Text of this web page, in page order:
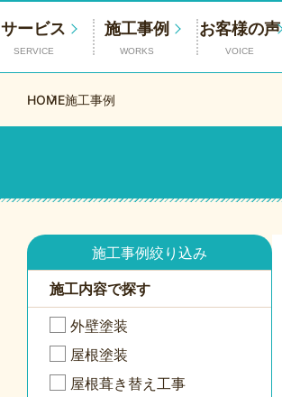
サービス
SERVICE
施工事例
WORKS
お客様の声
VOICE
HOME施工事例
施工事例絞り込み
施工内容で探す
外壁塗装
屋根塗装
屋根葺き替え工事